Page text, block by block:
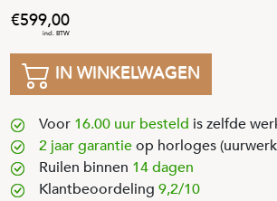
599,00
IN WINKELWAGEN
Voor 16.00 uur besteld is zelfde
2 jaar garantieop horloges
Ruilen binnen 14 dagen
Klantbeoordeling 9,2/10